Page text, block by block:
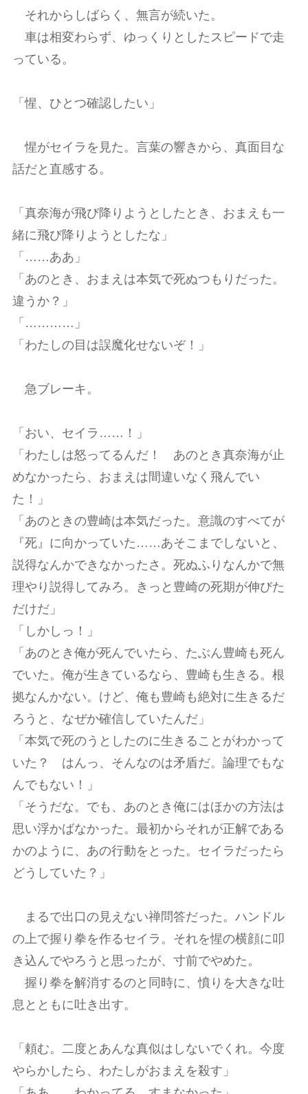
それからしばらく、無言が続いた。
車は相変わらず、ゆっくりとしたスピードで走
っている。
「惺、ひとつ確認したい」
惺がセイラを見た。言葉の響きから、真面目な
話だと直感する。
「真奈海が飛び降りようとしたとき、おまえも一
緒に飛び降りようとしたな」
「……ああ」
「あのとき、おまえは本気で死ぬつもりだった。
違うか？」
「…………」
「わたしの目は誤魔化せないぞ！」
急ブレーキ。
「おい、セイラ……！」
「わたしは怒ってるんだ！ あのとき真奈海が止
めなかったら、おまえは間違いなく飛んでい
た！」
「あのときの豊崎は本気だった。意識のすべてが
『死』に向かっていた……あそこまでしないと、
説得なんかできなかったさ。死ぬふりなんかで無
理やり説得してみろ。きっと豊崎の死期が伸びた
だけだ」
「しかしっ！」
「あのとき俺が死んでいたら、たぶん豊崎も死ん
でいた。俺が生きているなら、豊崎も生きる。根
拠なんかない。けど、俺も豊崎も絶対に生きるだ
ろうと、なぜか確信していたんだ」
「本気で死のうとしたのに生きることがわかって
いた？ はんっ、そんなのは矛盾だ。論理でもな
んでもない！」
「そうだな。でも、あのとき俺にはほかの方法は
思い浮かばなかった。最初からそれが正解である
かのように、あの行動をとった。セイラだったら
どうしていた？」
まるで出口の見えない禅問答だった。ハンドル
の上で握り拳を作るセイラ。それを惺の横顔に叩
き込んでやろうと思ったが、寸前でやめた。
握り拳を解消するのと同時に、憤りを大きな吐
息とともに吐き出す。
「頼む。二度とあんな真似はしないでくれ。今度
やらかしたら、わたしがおまえを殺す」